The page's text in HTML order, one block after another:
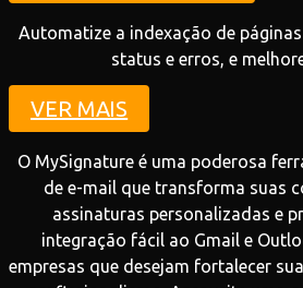
Automatize a indexação de
status e erros, e
VER MAIS
O MySignature é uma poderosa
de e-mail que transforma suas
assinaturas personalizadas e
integração fácil ao Gmail e
empresas que desejam fortalecer